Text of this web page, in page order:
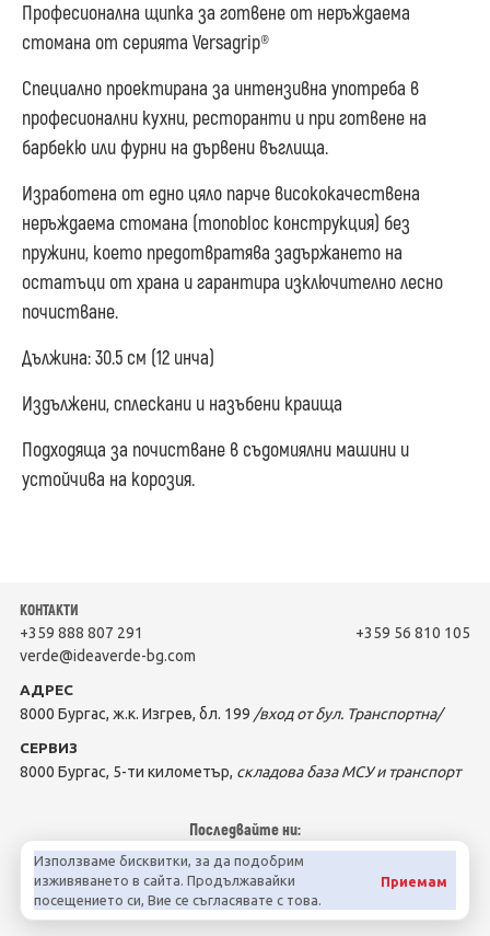
Използваме бисквитки, за да подобрим
изживяването в сайта. Продължавайки
посещението си, Вие се съгласявате с това.
Приемам
Професионална щипка за готвене от неръждаема
стомана от серията Versagrip®
Специално проектирана за интензивна употреба в
професионални кухни, ресторанти и при готвене на
барбекю или фурни на дървени въглища.
Изработена от едно цяло парче висококачествена
неръждаема стомана (monobloc конструкция) без
пружини, което предотвратява задържането на
остатъци от храна и гарантира изключително лесно
почистване.
Дължина: 30.5 см (12 инча)
Издължени, сплескани и назъбени краища
Подходяща за почистване в съдомиялни машини и
устойчива на корозия.
КОНТАКТИ
+359 888 807 291
+359 56 810 105
verde@ideaverde-bg.com
АДРЕС
8000 Бургас, ж.к. Изгрев, бл. 199 /вход от бул. Транспортна/
СЕРВИЗ
8000 Бургас, 5-ти километър, складова база МСУ и транспорт
Последвайте ни: